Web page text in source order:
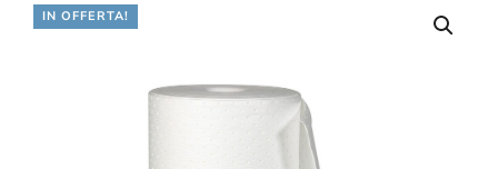
IN OFFERTA!